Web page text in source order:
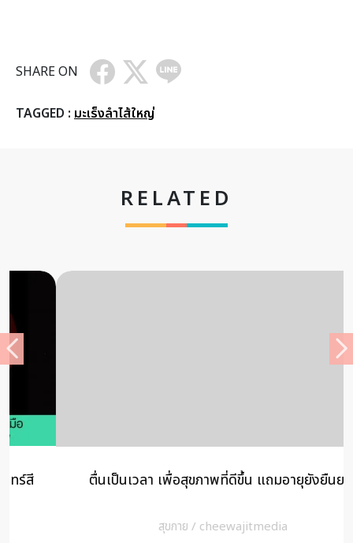
SHARE ON
TAGGED : มะเร็งลำไส้ใหญ่
RELATED
ตื่นเป็นเวลา เพื่อสุขภาพที่ดีขึ้น แถมอายุยังยืนยาว
cheewajitmedia